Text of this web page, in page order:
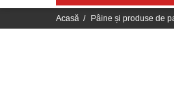
Acasă Pâine și produse de